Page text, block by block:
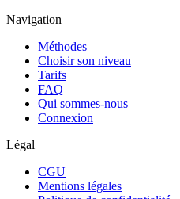
Navigation
Méthodes
Choisir son niveau
Tarifs
FAQ
Qui sommes-nous
Connexion
Légal
CGU
Mentions légales